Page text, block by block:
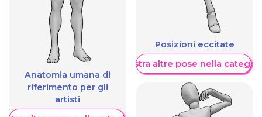
Anatomia umana di
riferimento per gli
artisti
Posizioni eccitate
Mostra altre pose nella